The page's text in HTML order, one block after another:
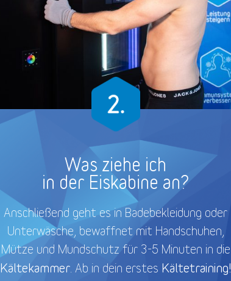
Was ziehe ich
in der Eiskabine an?
Anschließend geht es in Badebekleidung oder
Unterwäsche, bewaffnet mit Handschuhen,
Mütze und Mundschutz für 3-5 Minuten in die
Kältekammer. Ab in dein erstes Kältetraining!